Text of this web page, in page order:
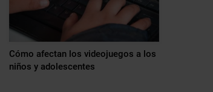
Cómo afectan los videojuegos a los
niños y adolescentes